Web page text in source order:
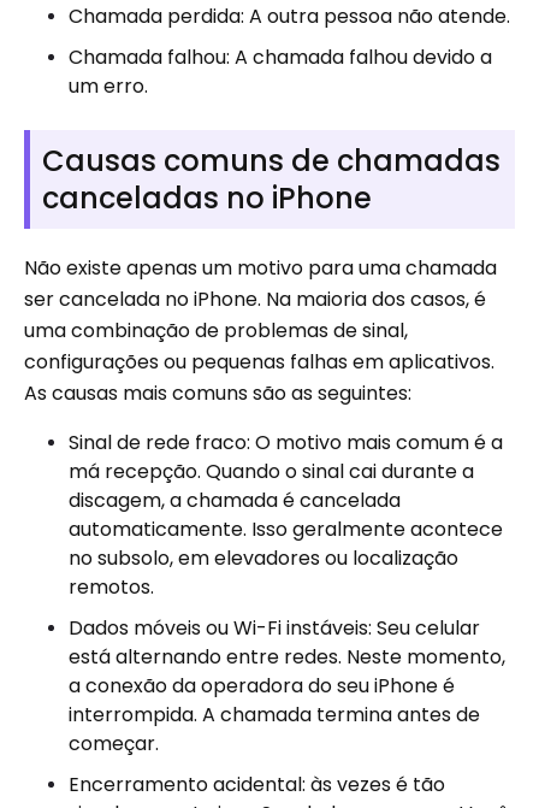
Chamada perdida: A outra pessoa não atende.
Chamada falhou: A chamada falhou devido a
um erro.
Causas comuns de chamadas
canceladas no iPhone
Não existe apenas um motivo para uma chamada
ser cancelada no iPhone. Na maioria dos casos, é
uma combinação de problemas de sinal,
configurações ou pequenas falhas em aplicativos.
As causas mais comuns são as seguintes:
Sinal de rede fraco: O motivo mais comum é a
má recepção. Quando o sinal cai durante a
discagem, a chamada é cancelada
automaticamente. Isso geralmente acontece
no subsolo, em elevadores ou localização
remotos.
Dados móveis ou Wi-Fi instáveis: Seu celular
está alternando entre redes. Neste momento,
a conexão da operadora do seu iPhone é
interrompida. A chamada termina antes de
começar.
Encerramento acidental: às vezes é tão